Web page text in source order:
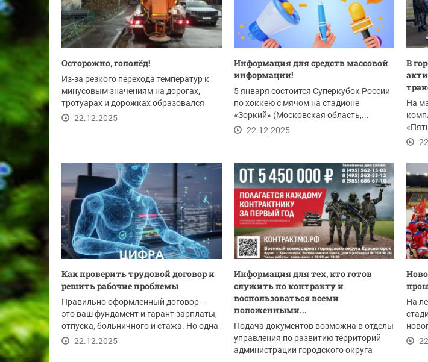
Осторожно, гололёд!
Из-за резкого перехода температур к
минусовым значениям на дорогах,
тротуарах и дорожках образовался
гололёд....
22.12.2025
Информация для средств массовой
информации!
5 января состоится Суперкубок России
по хоккею с мячом на стадионе
«Зоркий» (Московская область,...
22.12.2025
В
На
Как проверить трудовой договор и
решить рабочие проблемы
Правильно оформленный договор —
это ваш фундамент и гарант зарплаты,
отпуска, больничного и стажа. Но одна
ошибка в...
22.12.2025
Информация для тех, кто готов
служить по контракту и
воспользоваться всеми
положенными...
Подача документов возможна в отделы
управления по развитию территорий
администрации городского округа
На
юных